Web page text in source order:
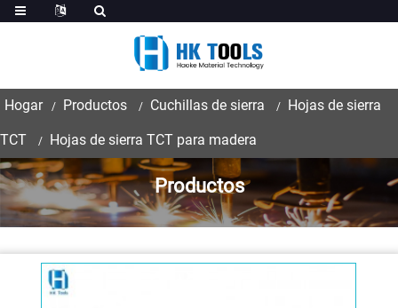
Hogar Productos Cuchillas de sierra Hojas de sierra
TCT Hojas de sierra TCT para madera
Productos